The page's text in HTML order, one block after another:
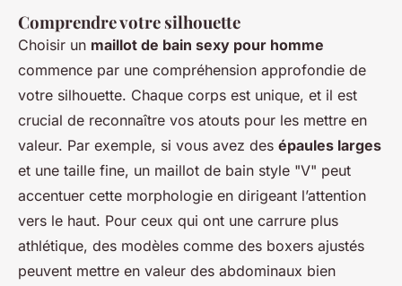
Comprendre votre silhouette
Choisir un maillot de bain sexy pour homme
commence par une compréhension approfondie de
votre silhouette. Chaque corps est unique, et il est
crucial de reconnaître vos atouts pour les mettre en
valeur. Par exemple, si vous avez des épaules larges
et une taille fine, un maillot de bain style "V" peut
accentuer cette morphologie en dirigeant l’attention
vers le haut. Pour ceux qui ont une carrure plus
athlétique, des modèles comme des boxers ajustés
peuvent mettre en valeur des abdominaux bien